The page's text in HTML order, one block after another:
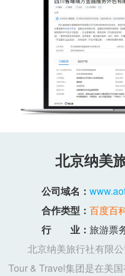
北京纳美
公司域名：
合作类型： 百度百
行 业： 旅游票
北京纳美旅行社有限
Tour & Travel集团是在美